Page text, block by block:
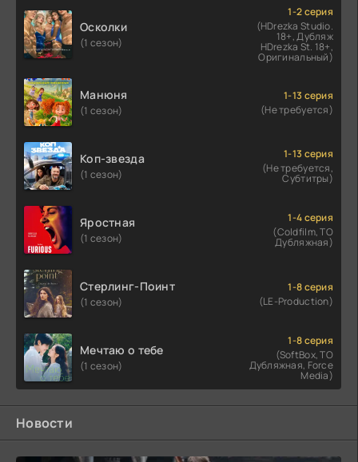
Осколки
(1 сезон)
1-2 серия
(HDrezka Studio.
18+, Дубляж
HDrezka St. 18+,
Оригинальный)
Манюня
(1 сезон)
1-13 серия
(Не требуется)
Коп-звезда
(1 сезон)
1-13 серия
(Не требуется,
Субтитры)
Яростная
(1 сезон)
1-4 серия
(Coldfilm, ТО
Дубляжная)
Стерлинг-Поинт
(1 сезон)
1-8 серия
(LE-Production)
Мечтаю о тебе
(1 сезон)
1-8 серия
(SoftBox, ТО
Дубляжная, Force
Media)
Новости